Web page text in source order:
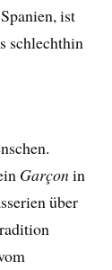
ist
schlechthin
Garçonin
über